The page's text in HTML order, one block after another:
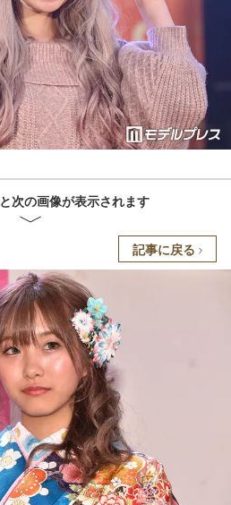
次の画像が表示されます
記事に戻る